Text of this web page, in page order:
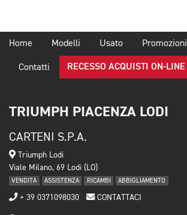
Home Modelli Usato Promozioni
Contatti RECESSO ACQUISTI ON-LINE
TRIUMPH PIACENZA LODI
CARTENI S.P.A.
Triumph Lodi
Viale Milano, 69 Lodi (LO)
VENDITA ASSISTENZA RICAMBI ABBIGLIAMENTO
+ 39 0371098030 CONTATTACI